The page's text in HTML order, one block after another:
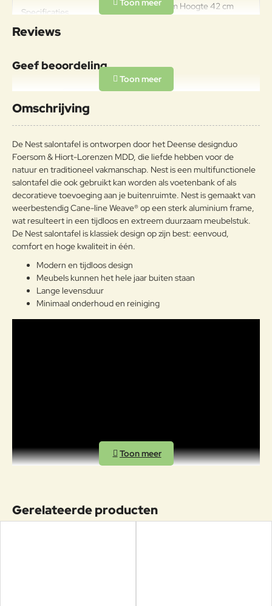
Specificaties
Breedte 130 cm Hoogte 42 cm
Reviews
Geef beoordeling
Uw naam:
Opmerkin
g:
Note:HTML-code wordt niet vertaald!
Waardering:
Waarderin
g:
Slecht Goed
Verder
Omschrijving
De Nest salontafel is ontworpen door het Deense designduo
Foersom & Hiort-Lorenzen MDD, die liefde hebben voor de
natuur en traditioneel vakmanschap. Nest is een multifunctionele
salontafel die ook gebruikt kan worden als voetenbank of als
decoratieve toevoeging aan je buitenruimte. Nest is gemaakt van
weerbestendig Cane-line Weave® op een sterk aluminium frame,
wat resulteert in een tijdloos en extreem duurzaam meubelstuk.
De Nest salontafel is klassiek design op zijn best: eenvoud,
comfort en hoge kwaliteit in één.
Modern en tijdloos design
Meubels kunnen het hele jaar buiten staan
Lange levensduur
Minimaal onderhoud en reiniging
Gerelateerde producten